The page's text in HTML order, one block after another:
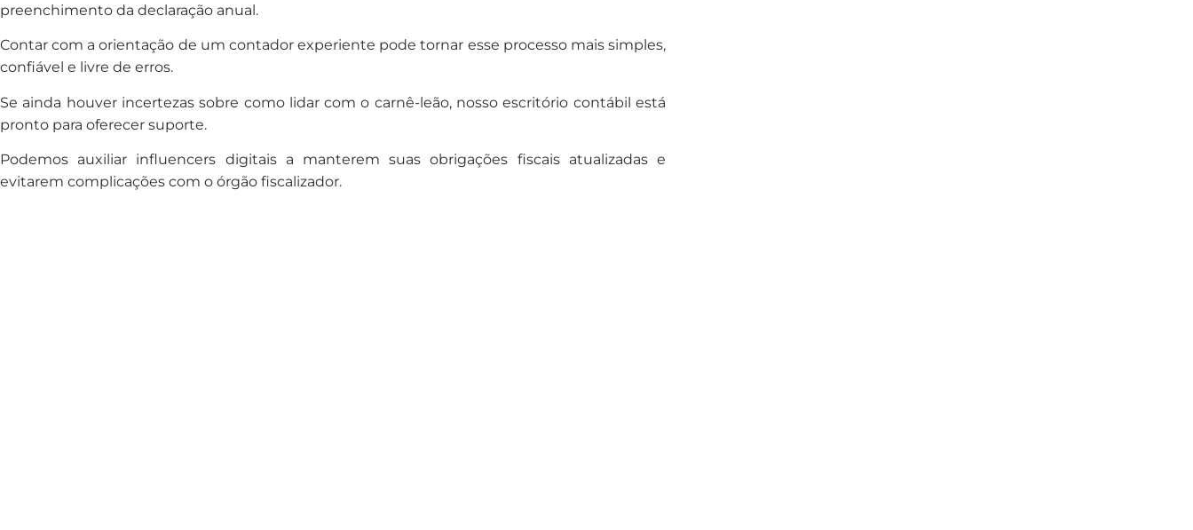
preenchimento da declaração anual.
Contar com a orientação de um contador experiente pode tornar esse processo mais simples,
confiável e livre de erros.
Se ainda houver incertezas sobre como lidar com o carnê-leão, nosso escritório contábil está
pronto para oferecer suporte.
Podemos auxiliar influencers digitais a manterem suas obrigações fiscais atualizadas e
evitarem complicações com o órgão fiscalizador.